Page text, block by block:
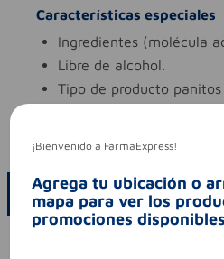
Características especiales
ingredientes (molécula
libre de alcohol.
tipo de producto panitos
codigo invima
ESCRIBE UN
¡Bienvenido a FarmaExpress!
Agrega tu ubicación o
mapa para ver los
promociones